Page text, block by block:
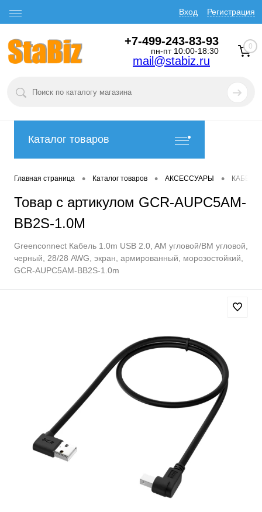
Вход Регистрация
+7-499-243-83-93
пн-пт 10:00-18:30
mail@stabiz.ru
0
Каталог товаров
Главная страница • Каталог товаров • АКСЕССУАРЫ •
Товар с артикулом GCR-AUPC5AM-
BB2S-1.0M
Greenconnect Кабель 1.0m USB 2.0, AM угловой/BM угловой,
черный, 28/28 AWG, экран, армированный, морозостойкий,
GCR-AUPC5AM-BB2S-1.0m